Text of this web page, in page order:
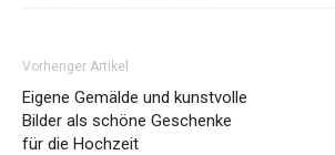
Vorheriger Artikel
Eigene Gemälde und kunstvolle
Bilder als schöne Geschenke
für die Hochzeit